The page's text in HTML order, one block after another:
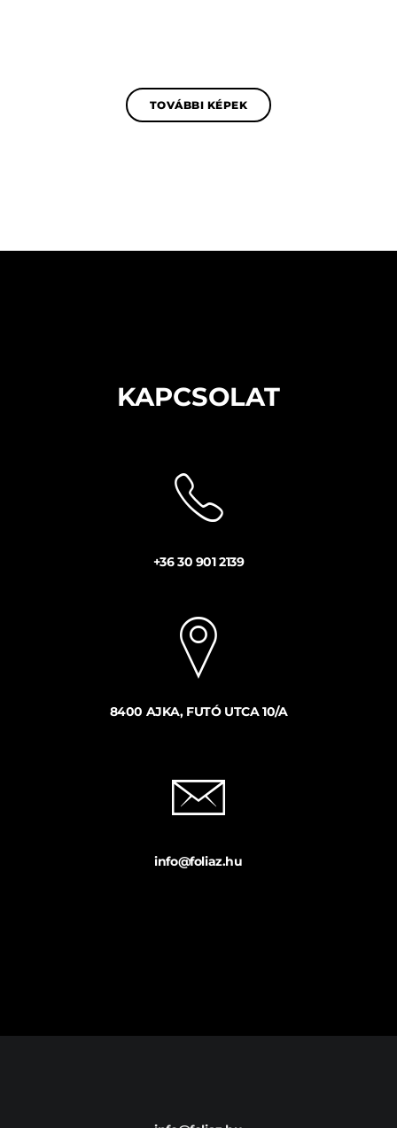
TOVÁBBI KÉPEK
KAPCSOLAT
+36 30 901 2139
8400 AJKA, FUTÓ UTCA 10/A
info@foliaz.hu